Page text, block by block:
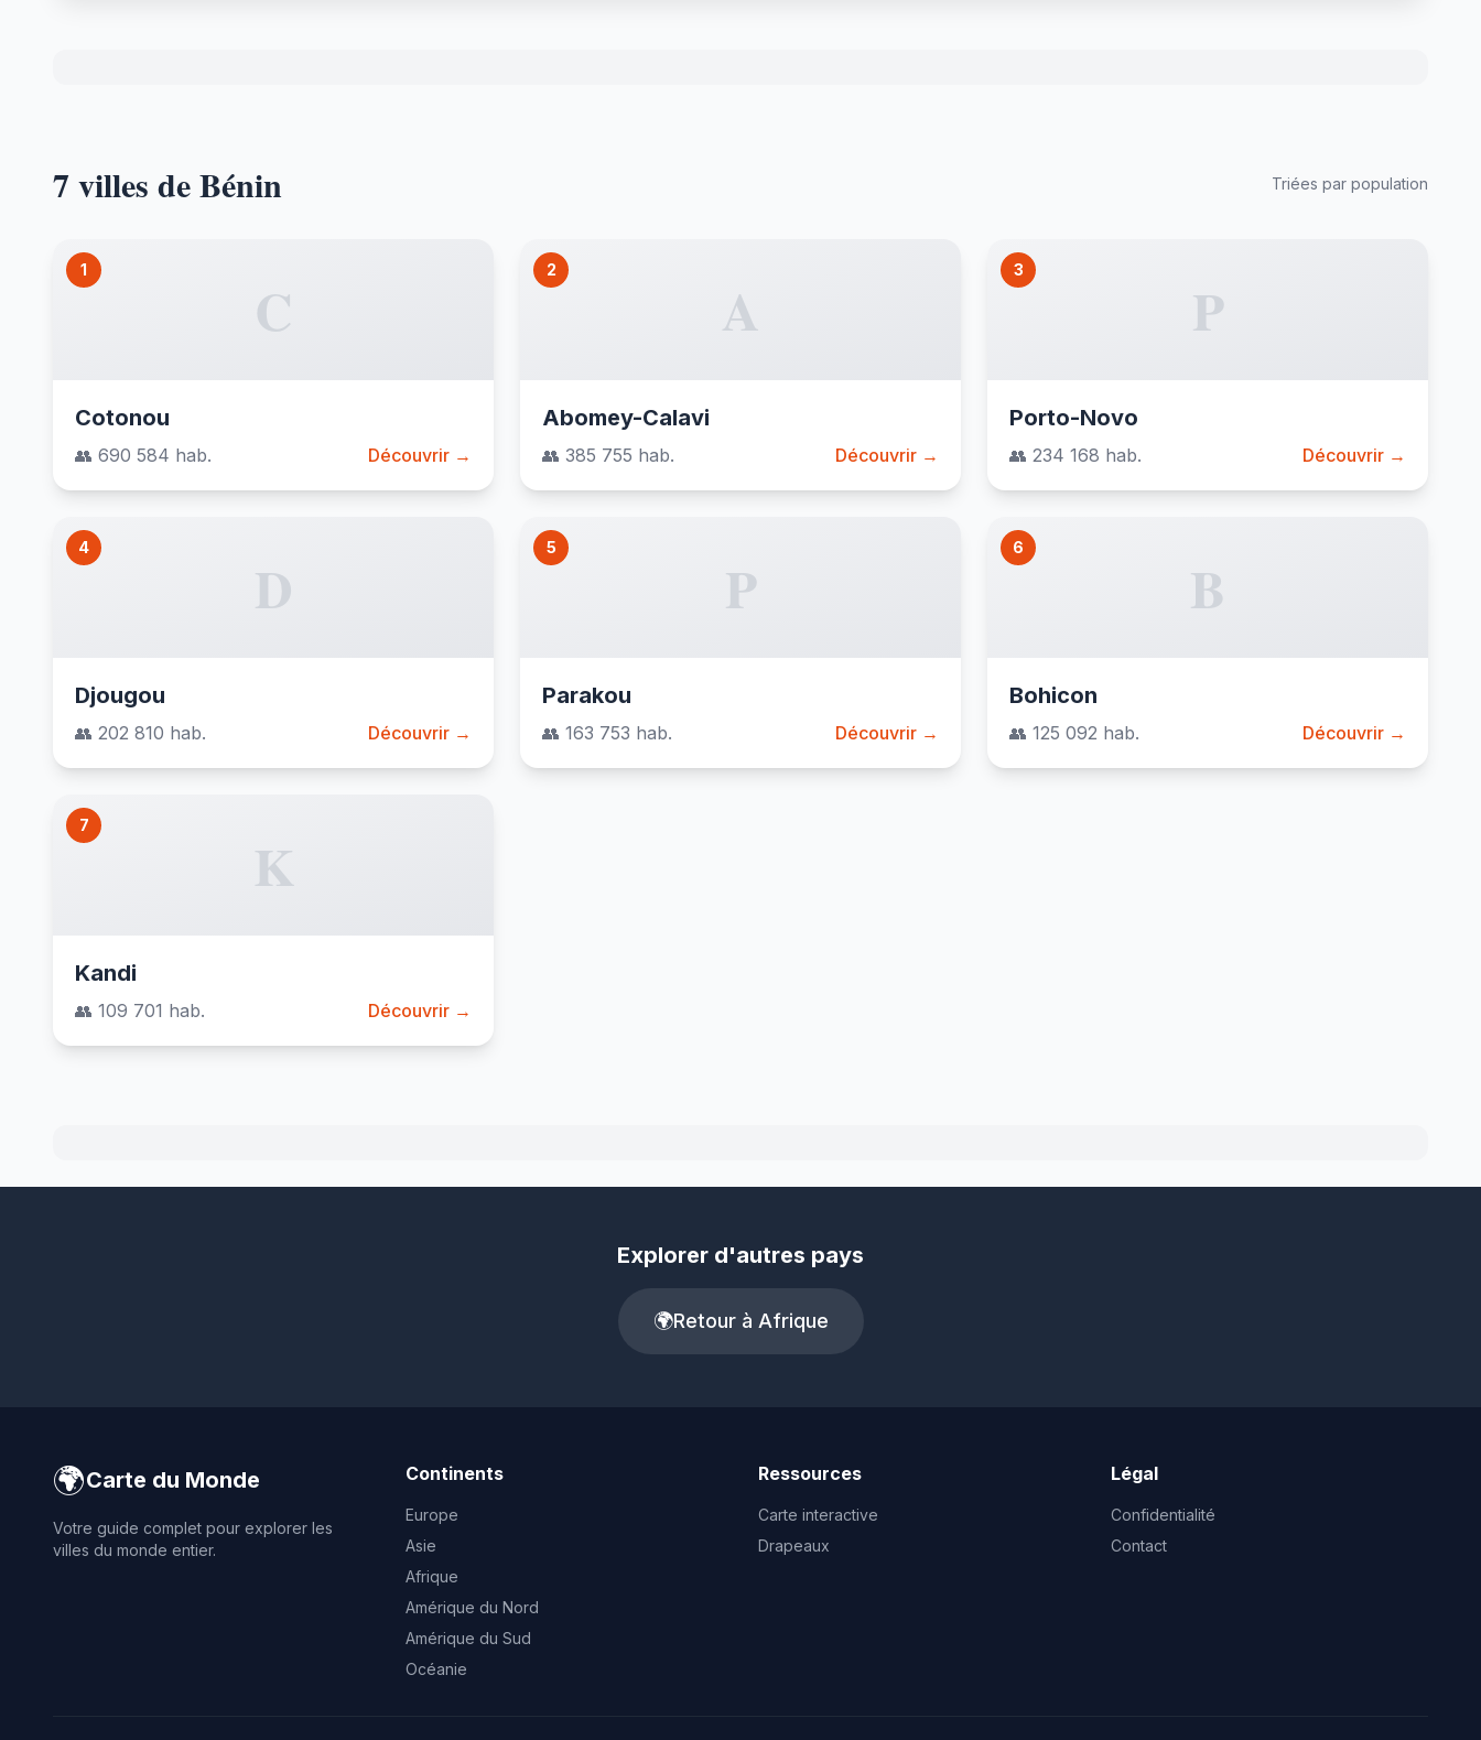
7 villes de Bénin Triées par population
1
C
Cotonou
👥 690 584 hab. Découvrir →
2
A
Abomey-Calavi
👥 385 755 hab. Découvrir →
3
P
Porto-Novo
👥 234 168 hab. Découvrir →
4
D
Djougou
👥 202 810 hab. Découvrir →
5
P
Parakou
👥 163 753 hab. Découvrir →
6
B
Bohicon
👥 125 092 hab. Découvrir →
7
K
Kandi
👥 109 701 hab. Découvrir →
Explorer d'autres pays
🌍Retour à Afrique
🌍Carte du Monde
Votre guide complet pour explorer les
villes du monde entier.
Continents
Europe
Asie
Afrique
Amérique du Nord
Amérique du Sud
Océanie
Ressources
Carte interactive
Drapeaux
Légal
Confidentialité
Contact